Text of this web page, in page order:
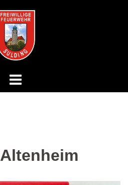
Altenheim